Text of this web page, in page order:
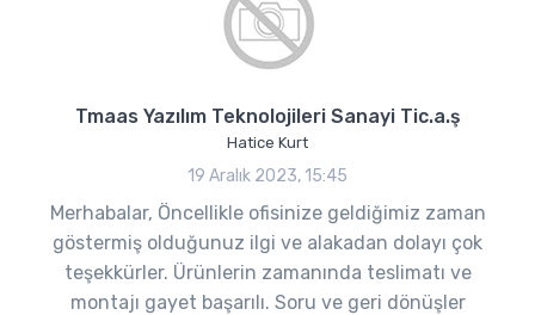
Tmaas Yazılım Teknolojileri Sanayi Tic.a.ş
Hatice Kurt
19 Aralık 2023, 15:45
Merhabalar, Öncellikle ofisinize geldiğimiz zaman
göstermiş olduğunuz ilgi ve alakadan dolayı çok
teşekkürler. Ürünlerin zamanında teslimatı ve
montajı gayet başarılı. Soru ve geri dönüşler